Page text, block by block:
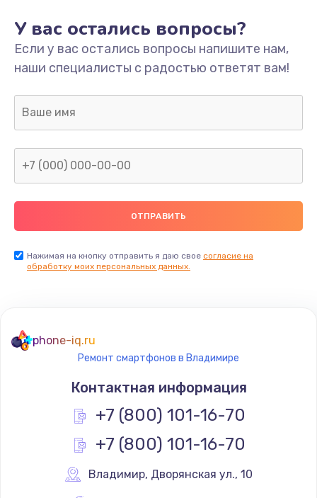
Замена стекла
990 руб.
Заказать
Замена датчика приближения
890 руб.
Заказать
Замена голосового динамика
490 руб.
Заказать
Замена основной камеры
У вас остались вопросы?
Если у вас остались вопросы напишите нам,
наши специалисты с радостью ответят вам!
Нажимая на кнопку отправить я даю свое согласие на
обработку моих персональных данных.
phone-iq.ru
Ремонт смартфонов в Владимире
Контактная информация
+7 (800) 101-16-70
+7 (800) 101-16-70
Владимир, Дворянская ул., 10